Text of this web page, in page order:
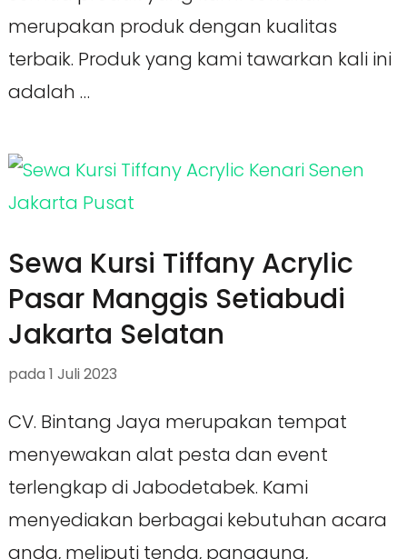
merupakan produk dengan kualitas
terbaik. Produk yang kami tawarkan kali ini
adalah …
Sewa Kursi Tiffany Acrylic
Pasar Manggis Setiabudi
Jakarta Selatan
pada 1 Juli 2023
CV. Bintang Jaya merupakan tempat
menyewakan alat pesta dan event
terlengkap di Jabodetabek. Kami
menyediakan berbagai kebutuhan acara
anda, meliputi tenda, panggung,